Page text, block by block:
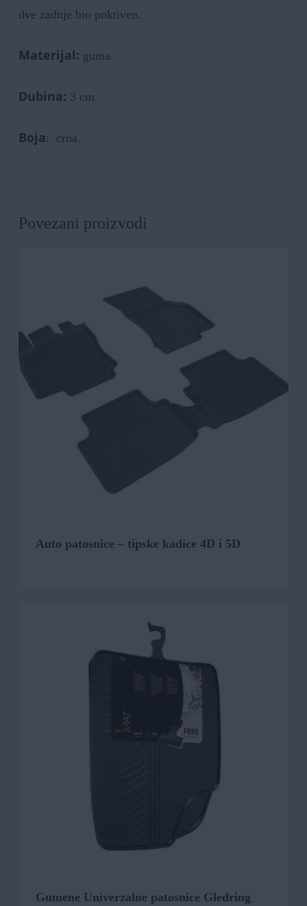
dve zadnje bio poktiven.
Materijal: guma.
Dubina: 3 cm.
Boja : crna.
Povezani proizvodi
Auto patosnice – tipske kadice 4D i 5D
Gumene Univerzalne patosnice Gledring